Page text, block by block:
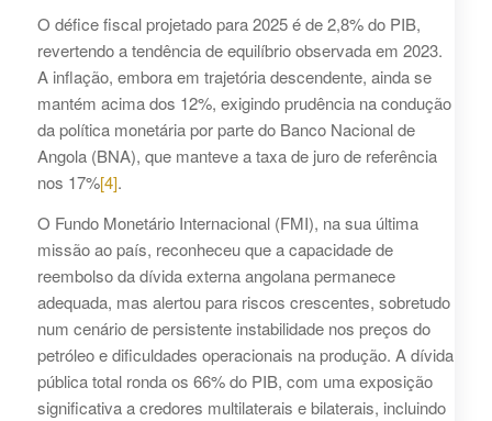
O défice fiscal projetado para 2025 é de 2,8% do PIB,
revertendo a tendência de equilíbrio observada em 2023.
A inflação, embora em trajetória descendente, ainda se
mantém acima dos 12%, exigindo prudência na condução
da política monetária por parte do Banco Nacional de
Angola (BNA), que manteve a taxa de juro de referência
nos 17%[4].
O Fundo Monetário Internacional (FMI), na sua última
missão ao país, reconheceu que a capacidade de
reembolso da dívida externa angolana permanece
adequada, mas alertou para riscos crescentes, sobretudo
num cenário de persistente instabilidade nos preços do
petróleo e dificuldades operacionais na produção. A dívida
pública total ronda os 66% do PIB, com uma exposição
significativa a credores multilaterais e bilaterais, incluindo